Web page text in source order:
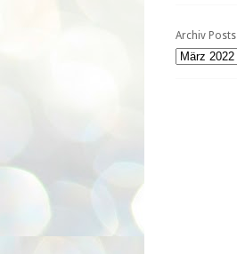
Archiv Posts